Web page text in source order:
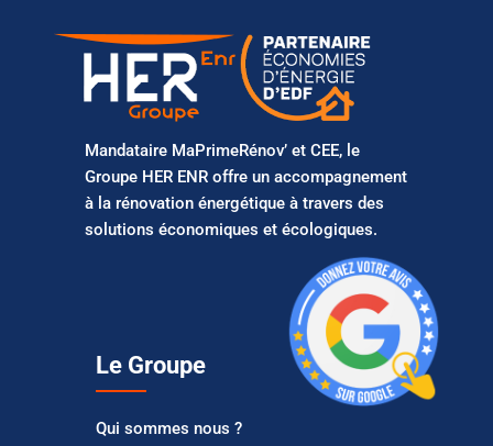
Mandataire MaPrimeRénov’ et CEE, le
Groupe HER ENR offre un accompagnement
à la rénovation énergétique à travers des
solutions économiques et écologiques.
Le Groupe
Qui sommes nous ?